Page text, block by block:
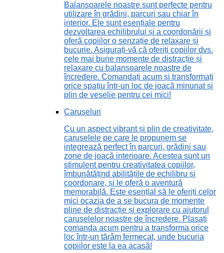
Balansoarele noastre sunt perfecte pentru
utilizare în grădini, parcuri sau chiar în
interior. Ele sunt esențiale pentru
dezvoltarea echilibrului și a coordonării și
oferă copiilor o senzație de relaxare și
bucurie. Asigurați-vă că oferiți copiilor dvs.
cele mai bune momente de distracție și
relaxare cu balansoarele noastre de
încredere. Comandați acum și transformați
orice spațiu într-un loc de joacă minunat și
plin de veselie pentru cei mici!
Caruseluri
Cu un aspect vibrant și plin de creativitate,
caruselele pe care le propunem se
integrează perfect în parcuri, grădini sau
zone de joacă interioare. Acestea sunt un
stimulent pentru creativitatea copiilor,
îmbunătățind abilitățile de echilibru și
coordonare, și le oferă o aventură
memorabilă. Este esențial să le oferiți celor
mici ocazia de a se bucura de momente
pline de distracție și explorare cu ajutorul
caruselelor noastre de încredere. Plasați
comanda acum pentru a transforma orice
loc într-un tărâm fermecat, unde bucuria
copiilor este la ea acasă!